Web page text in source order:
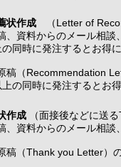
状作成 （Letter of
、資料からのメール相
の同時に発注するとお得
稿（Recommendation
の同時に発注するとお
作成 （面接後などに送
、資料からのメール相
稿（Thank you Letter）